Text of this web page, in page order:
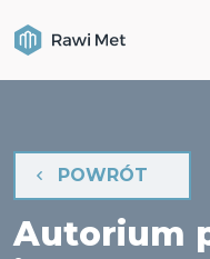
POWRÓT
Autorium